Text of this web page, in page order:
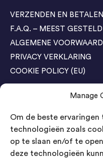
Manage
Om de beste
technologieën zoals
op te slaan en/of te
deze technologieën
VERZENDEN EN BETALEN
F.A.Q. – MEEST
ALGEMENE
PRIVACY VERKLARING
COOKIE POLICY (EU)
Agenda Trade Shows
04-05 November / SVG
Bestel GRATIS kaarten
Bestel GRATIS kaarten